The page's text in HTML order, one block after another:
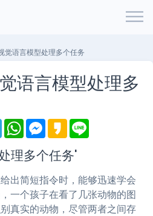
觉语言模型处理多个任务
语言模型处理多
T
e
e
g
a
W
h
t
s
p
p
M
e
s
g
e
r
K
a
a
o
理多个任务'
出简短指令时，能够迅速学会
一个孩子在看了几张动物的图
真实的动物，尽管两者之间存